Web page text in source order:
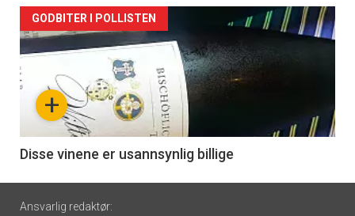
Forsiden
akkurat
nå
6
+
GODBITER I POLLISTEN
Disse vinene er usannsynlig billige
Footer
Ansvarlig redaktør: